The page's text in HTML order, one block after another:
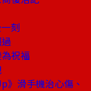
刻
祝福
》滑手機治心傷、